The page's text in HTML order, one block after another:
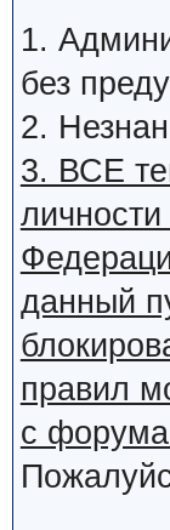
1.
без
2.
3. ВСЕ
данный
правил
с